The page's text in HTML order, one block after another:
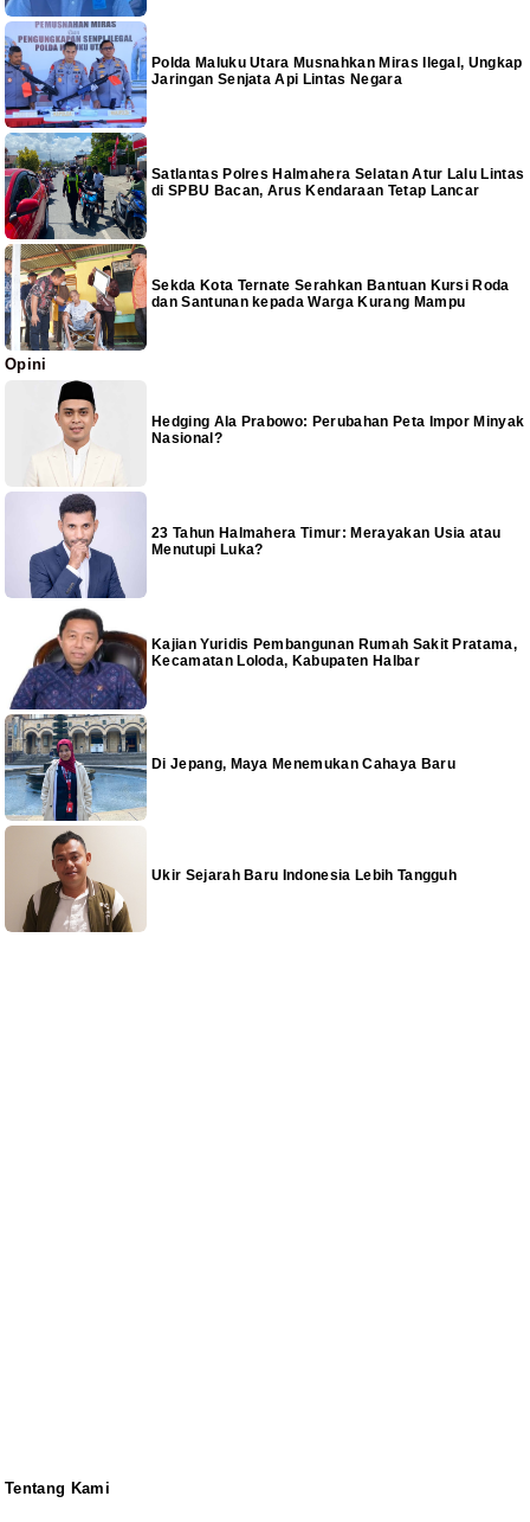
Polda Maluku Utara Musnahkan Miras Ilegal, Ungkap
Jaringan Senjata Api Lintas Negara
Satlantas Polres Halmahera Selatan Atur Lalu Lintas
di SPBU Bacan, Arus Kendaraan Tetap Lancar
Sekda Kota Ternate Serahkan Bantuan Kursi Roda
dan Santunan kepada Warga Kurang Mampu
Opini
Hedging Ala Prabowo: Perubahan Peta Impor Minyak
Nasional?
23 Tahun Halmahera Timur: Merayakan Usia atau
Menutupi Luka?
Kajian Yuridis Pembangunan Rumah Sakit Pratama,
Kecamatan Loloda, Kabupaten Halbar
Di Jepang, Maya Menemukan Cahaya Baru
Ukir Sejarah Baru Indonesia Lebih Tangguh
Tentang Kami